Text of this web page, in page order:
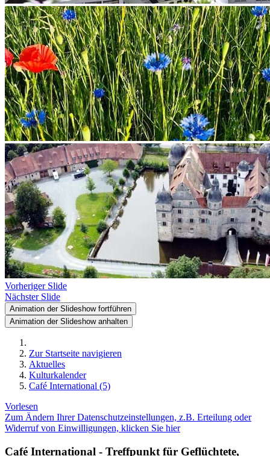
Vorheriger Slide
Nächster Slide
Animation der Slideshow fortführen
Animation der Slideshow anhalten
Zur Startseite navigieren
Aktuelles
Kulturkalender
Café International (5)
Vorlesen
Zum Ändern Ihrer Datenschutzeinstellungen, z.B. Erteilung oder
Widerruf von Einwilligungen, klicken Sie hier
Café International - Treffpunkt für Geflüchtete,